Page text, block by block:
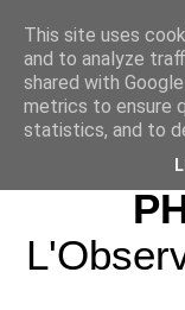
This site uses
and to analyze
shared with
metrics to ensure
statistics, and to